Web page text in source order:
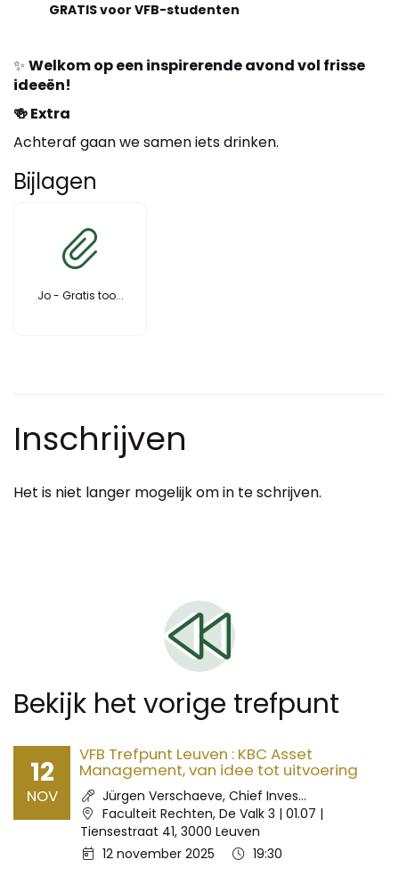
GRATIS voor VFB-studenten
✨ Welkom op een inspirerende avond vol frisse
ideeën!
🍻 Extra
Achteraf gaan we samen iets drinken.
Bijlagen
Jo - Gratis too...
Inschrijven
Het is niet langer mogelijk om in te schrijven.
Bekijk het vorige trefpunt
12
NOV
VFB Trefpunt Leuven : KBC Asset
Management, van idee tot uitvoering
Spreker:
Jürgen Verschaeve, Chief Inves...
Locatie:
Faculteit Rechten, De Valk 3 | 01.07 |
Tiensestraat 41, 3000 Leuven
Datum:
12 november 2025 Tijd:
19:30